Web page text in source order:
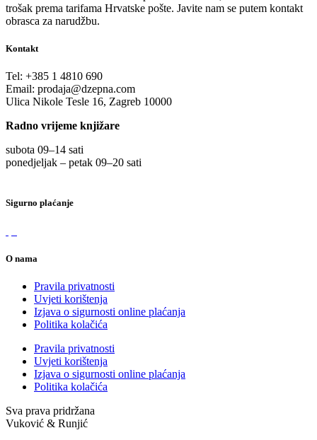
trošak prema tarifama Hrvatske pošte. Javite nam se putem kontakt
obrasca za narudžbu.
Kontakt
Tel: +385 1 4810 690
Email: prodaja@dzepna.com
Ulica Nikole Tesle 16, Zagreb 10000
Radno vrijeme knjižare
subota 09–14 sati
ponedjeljak – petak 09–20 sati
Sigurno plaćanje
O nama
Pravila privatnosti
Uvjeti korištenja
Izjava o sigurnosti online plaćanja
Politika kolačića
Pravila privatnosti
Uvjeti korištenja
Izjava o sigurnosti online plaćanja
Politika kolačića
Sva prava pridržana
Vuković & Runjić